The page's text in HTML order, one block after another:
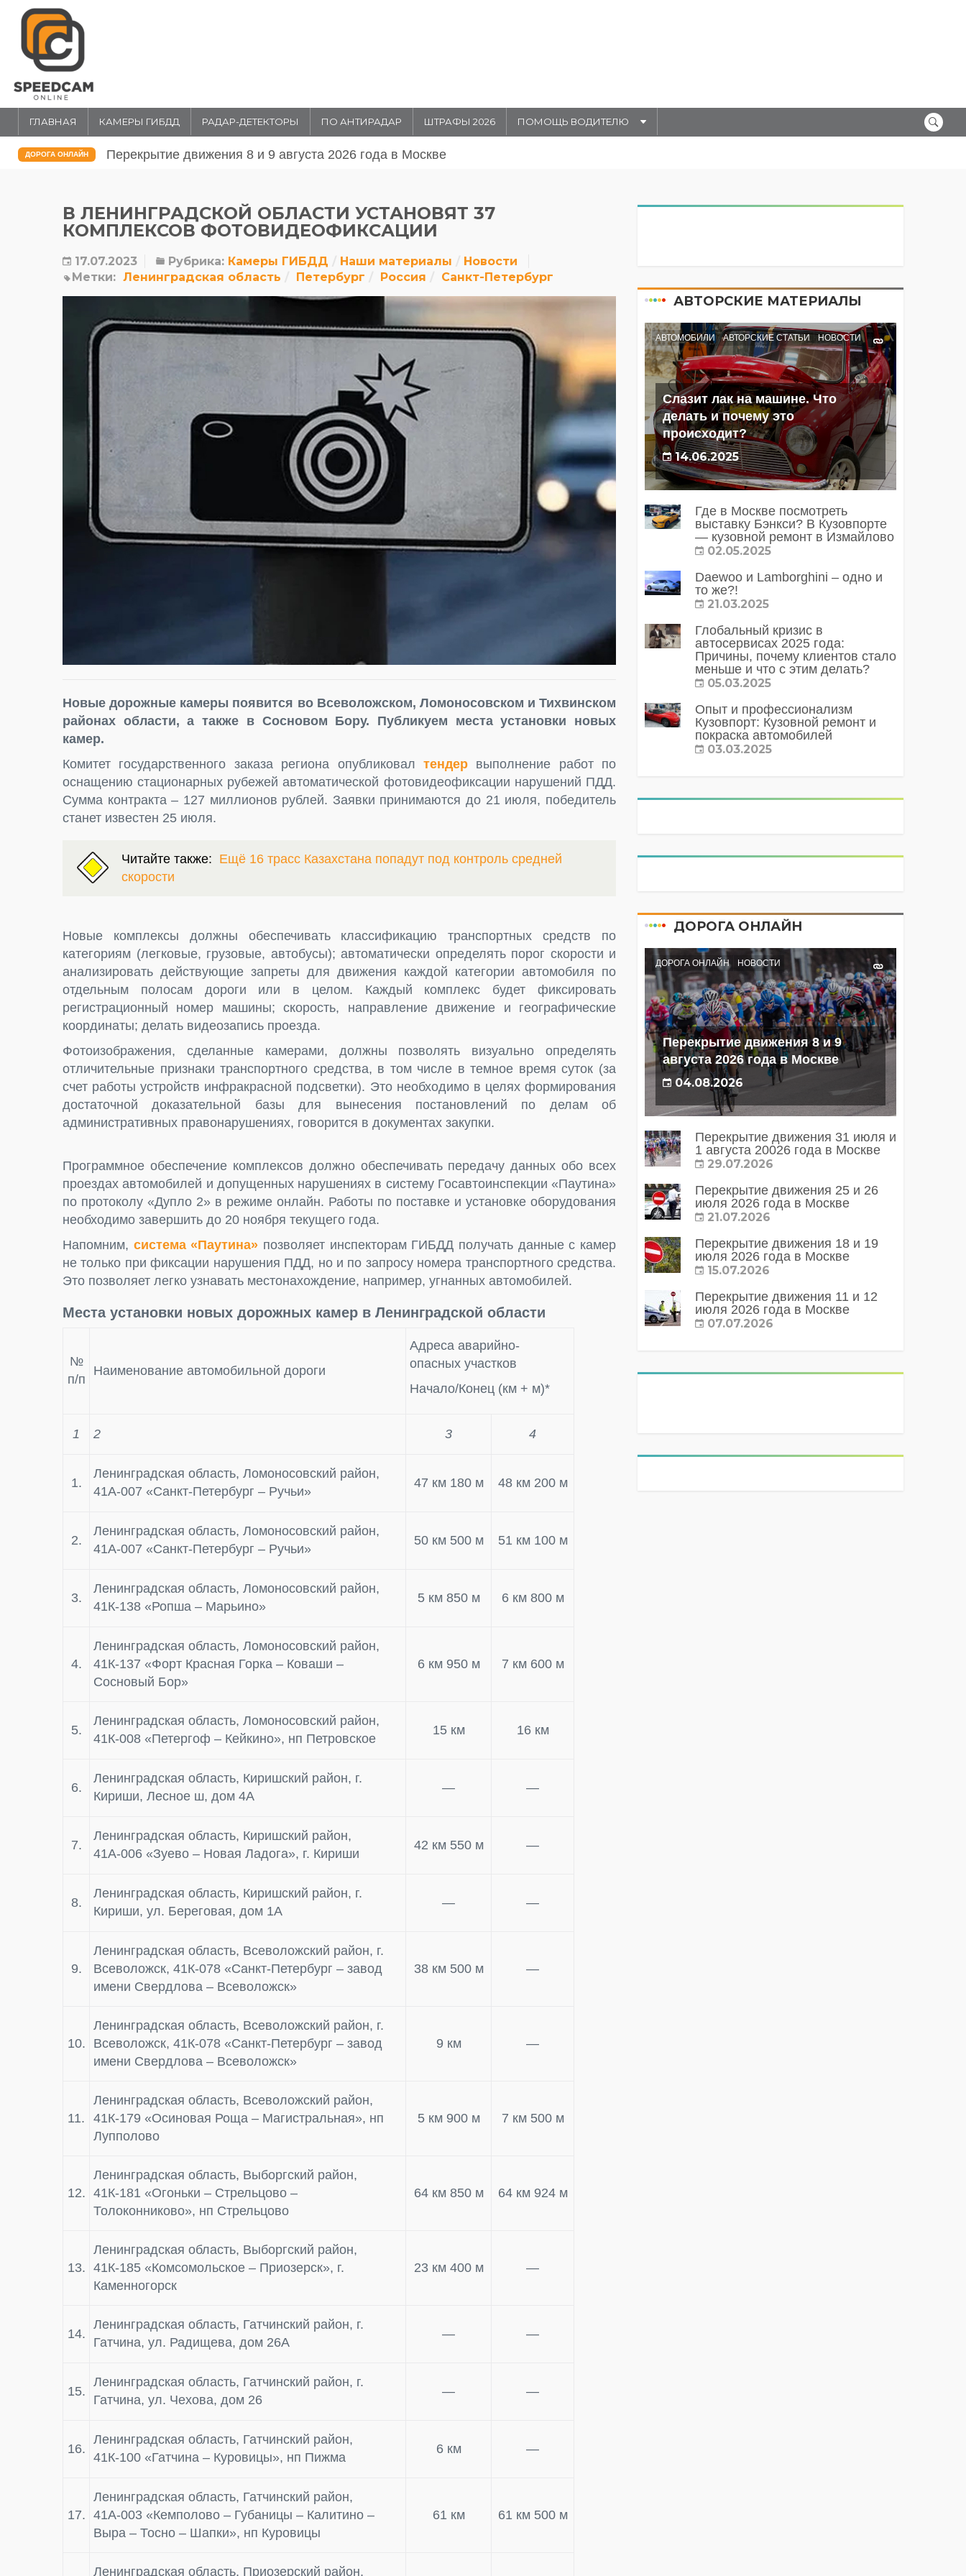
ГЛАВНАЯ КАМЕРЫ ГИБДД РАДАР-ДЕТЕКТОРЫ ПО АНТИРАДАР ШТРАФЫ 2026 ПОМОЩЬ ВОДИТЕЛЮ
ДОРОГА ОНЛАЙН Перекрытие движения 31 июля и 1 августа 20026 года в Москве
В ЛЕНИНГРАДСКОЙ ОБЛАСТИ УСТАНОВЯТ 37
КОМПЛЕКСОВ ФОТОВИДЕОФИКСАЦИИ
17.07.2023 Рубрика: Камеры ГИБДД Наши материалы
Новости
Метки: Ленинградская область Петербург Россия Санкт-Петербург
Новые дорожные камеры появится во Всеволожском, Ломоносовском и Тихвинском
районах области, а также в Сосновом Бору. Публикуем места установки новых
камер.
Комитет государственного заказа региона опубликовал тендер
выполнение работ по
оснащению стационарных рубежей автоматической фотовидеофиксации нарушений ПДД.
Сумма контракта – 127 миллионов рублей. Заявки принимаются до 21 июля, победитель
станет известен 25 июля.
Читайте также: Ещё 16 трасс Казахстана попадут под контроль средней
скорости
Новые комплексы должны обеспечивать классификацию транспортных средств по
категориям (легковые, грузовые, автобусы); автоматически определять порог скорости и
анализировать действующие запреты для движения каждой категории автомобиля по
отдельным полосам дороги или в целом. Каждый комплекс будет фиксировать
регистрационный номер машины; скорость, направление движение и географические
координаты; делать видеозапись проезда.
Фотоизображения, сделанные камерами, должны позволять визуально определять
отличительные признаки транспортного средства, в том числе в темное время суток (за
счет работы устройств инфракрасной подсветки). Это необходимо в целях формирования
достаточной доказательной базы для вынесения постановлений по делам об
административных правонарушениях, говорится в документах закупки.
Программное обеспечение комплексов должно обеспечивать передачу данных обо всех
проездах автомобилей и допущенных нарушениях в систему Госавтоинспекции «Паутина»
по протоколу «Дупло 2» в режиме онлайн. Работы по поставке и установке оборудования
необходимо завершить до 20 ноября текущего года.
Напомним, система «Паутина» позволяет инспекторам ГИБДД получать данные с камер
не только при фиксации нарушения ПДД, но и по запросу номера транспортного средства.
Это позволяет легко узнавать местонахождение, например, угнанных автомобилей.
Места установки новых дорожных камер в Ленинградской области
№
п/п
Наименование автомобильной дороги
Адреса аварийно-
опасных участков
Начало/Конец (км + м)*
1 2 3 4
1.
Ленинградская область, Ломоносовский район,
41А-007 «Санкт-Петербург – Ручьи»
47 км 180 м 48 км 200 м
2.
Ленинградская область, Ломоносовский район,
41А-007 «Санкт-Петербург – Ручьи»
50 км 500 м 51 км 100 м
3.
Ленинградская область, Ломоносовский район,
41К-138 «Ропша – Марьино»
5 км 850 м 6 км 800 м
4.
Ленинградская область, Ломоносовский район,
41К-137 «Форт Красная Горка – Коваши –
Сосновый Бор»
6 км 950 м 7 км 600 м
5.
Ленинградская область, Ломоносовский район,
41К-008 «Петергоф – Кейкино», нп Петровское
15 км 16 км
6.
Ленинградская область, Киришский район, г.
Кириши, Лесное ш, дом 4А
— —
7.
Ленинградская область, Киришский район,
41А-006 «Зуево – Новая Ладога», г. Кириши
42 км 550 м —
8.
Ленинградская область, Киришский район, г.
Кириши, ул. Береговая, дом 1А
— —
9.
Ленинградская область, Всеволожский район, г.
Всеволожск, 41К-078 «Санкт-Петербург – завод
имени Свердлова – Всеволожск»
38 км 500 м —
10.
Ленинградская область, Всеволожский район, г.
Всеволожск, 41К-078 «Санкт-Петербург – завод
имени Свердлова – Всеволожск»
9 км —
11.
Ленинградская область, Всеволожский район,
41К-179 «Осиновая Роща – Магистральная», нп
Лупполово
5 км 900 м 7 км 500 м
12.
Ленинградская область, Выборгский район,
41К-181 «Огоньки – Стрельцово –
Толоконниково», нп Стрельцово
64 км 850 м 64 км 924 м
13.
Ленинградская область, Выборгский район,
41К-185 «Комсомольское – Приозерск», г.
Каменногорск
23 км 400 м —
14.
Ленинградская область, Гатчинский район, г.
Гатчина, ул. Радищева, дом 26А
— —
15.
Ленинградская область, Гатчинский район, г.
Гатчина, ул. Чехова, дом 26
— —
16.
Ленинградская область, Гатчинский район,
41К-100 «Гатчина – Куровицы», нп Пижма
6 км —
17.
Ленинградская область, Гатчинский район,
41А-003 «Кемполово – Губаницы – Калитино –
Выра – Тосно – Шапки», нп Куровицы
61 км 61 км 500 м
Ленинградская область, Приозерский район,
АВТОРСКИЕ МАТЕРИАЛЫ
АВТОМОБИЛИ АВТОРСКИЕ СТАТЬИ НОВОСТИ
Слазит лак на машине. Что
делать и почему это
происходит?
14.06.2025
Где в Москве посмотреть
выставку Бэнкси? В Кузовпорте
— кузовной ремонт в Измайлово
02.05.2025
Daewoo и Lamborghini – одно и
то же?!
21.03.2025
Глобальный кризис в
автосервисах 2025 года:
Причины, почему клиентов стало
меньше и что с этим делать?
05.03.2025
Опыт и профессионализм
Кузовпорт: Кузовной ремонт и
покраска автомобилей
03.03.2025
ДОРОГА ОНЛАЙН
ДОРОГА ОНЛАЙН НОВОСТИ
Перекрытие движения 8 и 9
августа 2026 года в Москве
04.08.2026
Перекрытие движения 31 июля и
1 августа 20026 года в Москве
29.07.2026
Перекрытие движения 25 и 26
июля 2026 года в Москве
21.07.2026
Перекрытие движения 18 и 19
июля 2026 года в Москве
15.07.2026
Перекрытие движения 11 и 12
июля 2026 года в Москве
07.07.2026